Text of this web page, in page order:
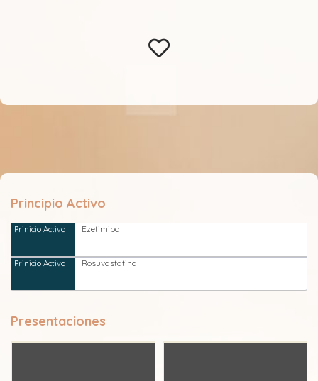
Principio Activo
Ezetimiba
Rosuvastatina
Presentaciones